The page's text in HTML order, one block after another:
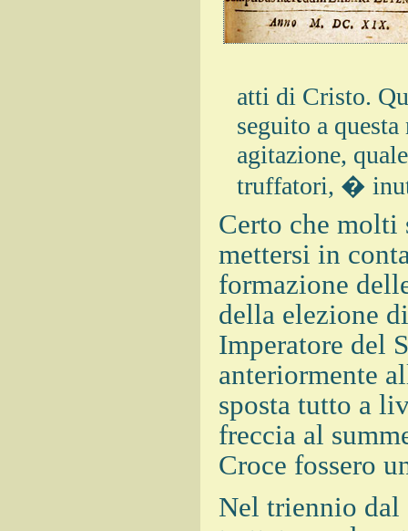
atti di Cristo.
seguito a
agitazione,
truffatori, �
Certo che molti
mettersi in
formazione
della elezione
Imperatore del
anteriormente
sposta tutto a
freccia al
Croce fossero
Nel triennio dal